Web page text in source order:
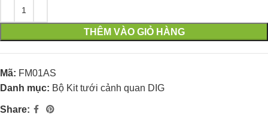
THÊM VÀO GIỎ HÀNG
Mã: FM01AS
Danh mục: Bộ Kit tưới cảnh quan DIG
Share: